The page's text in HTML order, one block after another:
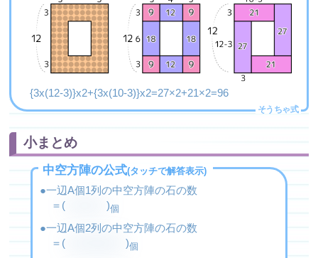
{3x(12-3)}x2+{3x(10-3)}x2=27×2+21×2=96
小まとめ
中空方陣の公式(タッチで解答表示)
一辺A個1列の中空方陣の石の数
＝(
)個
一辺A個2列の中空方陣の石の数
＝({2×(A-2)}×4 )個